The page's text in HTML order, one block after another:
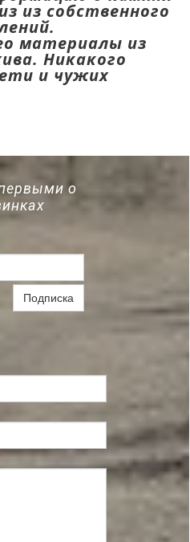
из собственного
материалы из
Никакого
и чужих
о
Подписка